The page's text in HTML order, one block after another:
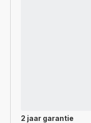
2 jaar garantie